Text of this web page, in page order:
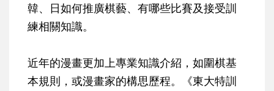
韓、日如何推廣棋藝、有哪些比賽及接受訓
練相關知識。
近年的漫畫更加上專業知識介紹，如圍棋基
本規則，或漫畫家的構思歷程。《東大特訓